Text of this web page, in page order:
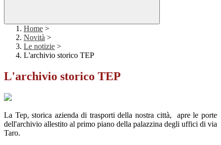
Home >
Novità >
Le notizie >
L'archivio storico TEP
L'archivio storico TEP
La Tep, storica azienda di trasporti della nostra città, apre le porte
dell'archivio allestito al primo piano della palazzina degli uffici di via
Taro.